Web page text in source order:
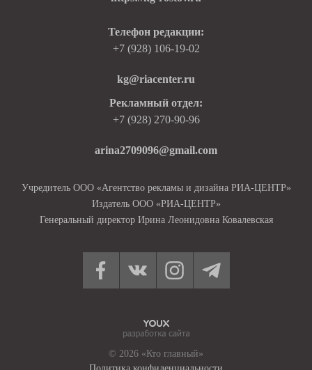
Телефон редакции:
+7 (928) 106-19-02
kg@riacenter.ru
Рекламный отдел:
+7 (928) 270-90-96
arina2709096@gmail.com
Учредитель ООО «Агентство рекламы и дизайна РИА-ЦЕНТР»
Издатель ООО «РИА-ЦЕНТР»
Генеральный директор Ирина Леонидовна Ковалевская
© 2026 «Кто главный»